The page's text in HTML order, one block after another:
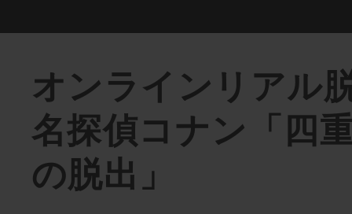
オンラインリアル
名探偵コナン「四
の脱出」